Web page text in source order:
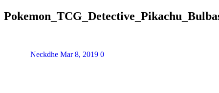
Neckdhe Mar 8, 2019 0